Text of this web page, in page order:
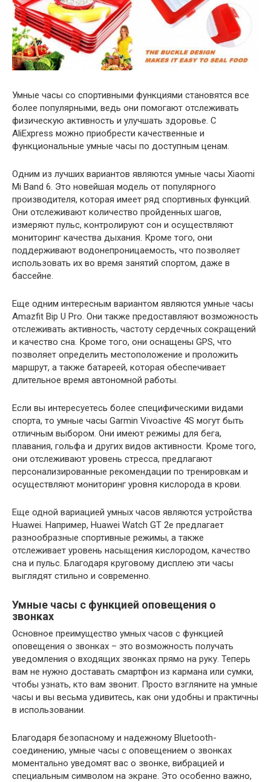
Умные часы со спортивными функциями становятся все
более популярными, ведь они помогают отслеживать
физическую активность и улучшать здоровье. С
AliExpress можно приобрести качественные и
функциональные умные часы по доступным ценам.
Одним из лучших вариантов являются умные часы Xiaomi
Mi Band 6. Это новейшая модель от популярного
производителя, которая имеет ряд спортивных функций.
Они отслеживают количество пройденных шагов,
измеряют пульс, контролируют сон и осуществляют
мониторинг качества дыхания. Кроме того, они
поддерживают водонепроницаемость, что позволяет
использовать их во время занятий спортом, даже в
бассейне.
Еще одним интересным вариантом являются умные часы
Amazfit Bip U Pro. Они также предоставляют возможность
отслеживать активность, частоту сердечных сокращений
и качество сна. Кроме того, они оснащены GPS, что
позволяет определить местоположение и проложить
маршрут, а также батареей, которая обеспечивает
длительное время автономной работы.
Если вы интересуетесь более специфическими видами
спорта, то умные часы Garmin Vivoactive 4S могут быть
отличным выбором. Они имеют режимы для бега,
плавания, гольфа и других видов активности. Кроме того,
они отслеживают уровень стресса, предлагают
персонализированные рекомендации по тренировкам и
осуществляют мониторинг уровня кислорода в крови.
Еще одной вариацией умных часов являются устройства
Huawei. Например, Huawei Watch GT 2e предлагает
разнообразные спортивные режимы, а также
отслеживает уровень насыщения кислородом, качество
сна и пульс. Благодаря круговому дисплею эти часы
выглядят стильно и современно.
Умные часы с функцией оповещения о
звонках
Основное преимущество умных часов с функцией
оповещения о звонках – это возможность получать
уведомления о входящих звонках прямо на руку. Теперь
вам не нужно доставать смартфон из кармана или сумки,
чтобы узнать, кто вам звонит. Просто взгляните на умные
часы и вы весьма удивитесь, как они удобны и практичны
в использовании.
Благодаря безопасному и надежному Bluetooth-
соединению, умные часы с оповещением о звонках
моментально уведомят вас о звонке, вибрацией и
специальным символом на экране. Это особенно важно,